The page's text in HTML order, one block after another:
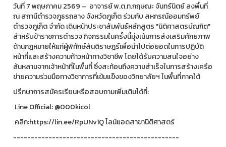
วันที่ 7 พฤษภาคม 2569 – อาจารย์ พ.ต.ท.กฤษณะ จันทร์นิตย์ ลงพื้นที่
ณ สถานีตำรวจภูธรถลาง จังหวัดภูเก็ต ร่วมกับ สหกรณ์ออมทรัพย์
ตำรวจภูเก็ต จำกัด เดินหน้าประชาสัมพันธ์หลักสูตร "นิติศาสตรบัณฑิต"
สำหรับข้าราชการตำรวจ กิจกรรมในครั้งนี้มุ่งเน้นการส่งเสริมศักยภาพ
ด้านกฎหมายให้แก่ผู้พิทักษ์สันติราษฎร์เพื่อนำไปต่อยอดในการปฏิบัติ
หน้าที่และสร้างความก้าวหน้าทางวิชาชีพ โดยได้รับความสนใจอย่าง
ล้นหลามจากเจ้าหน้าที่ในพื้นที่ ซึ่งสะท้อนถึงความสำเร็จในการสร้างเครือ
ข่ายความร่วมมือทางวิชาการที่เข้มแข็งของวิทยาลัยฯ ในพื้นที่ภาคใต้
ปรึกษาการสมัครเรียนหรือสอบถามเพิ่มเติมได้ที่:
Line Official: @000kicol
คลิก:https://lin.ee/RpUNv1Q ไลน์แอดสาขานิติศาสตร์
-----------------------------------------------